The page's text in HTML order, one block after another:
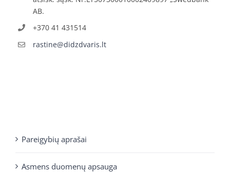
AB.
+370 41 431514
rastine@didzdvaris.lt
Pareigybių aprašai
Asmens duomenų apsauga